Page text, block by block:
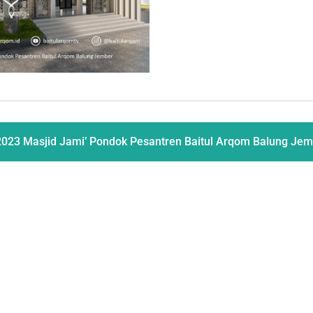
Masjid Jami’ Pondok Pesantren Baitul Arqom Balung